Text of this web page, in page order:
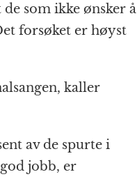
som ikke ønsker å
forsøket er høyst
kaller
av de spurte i
jobb, er